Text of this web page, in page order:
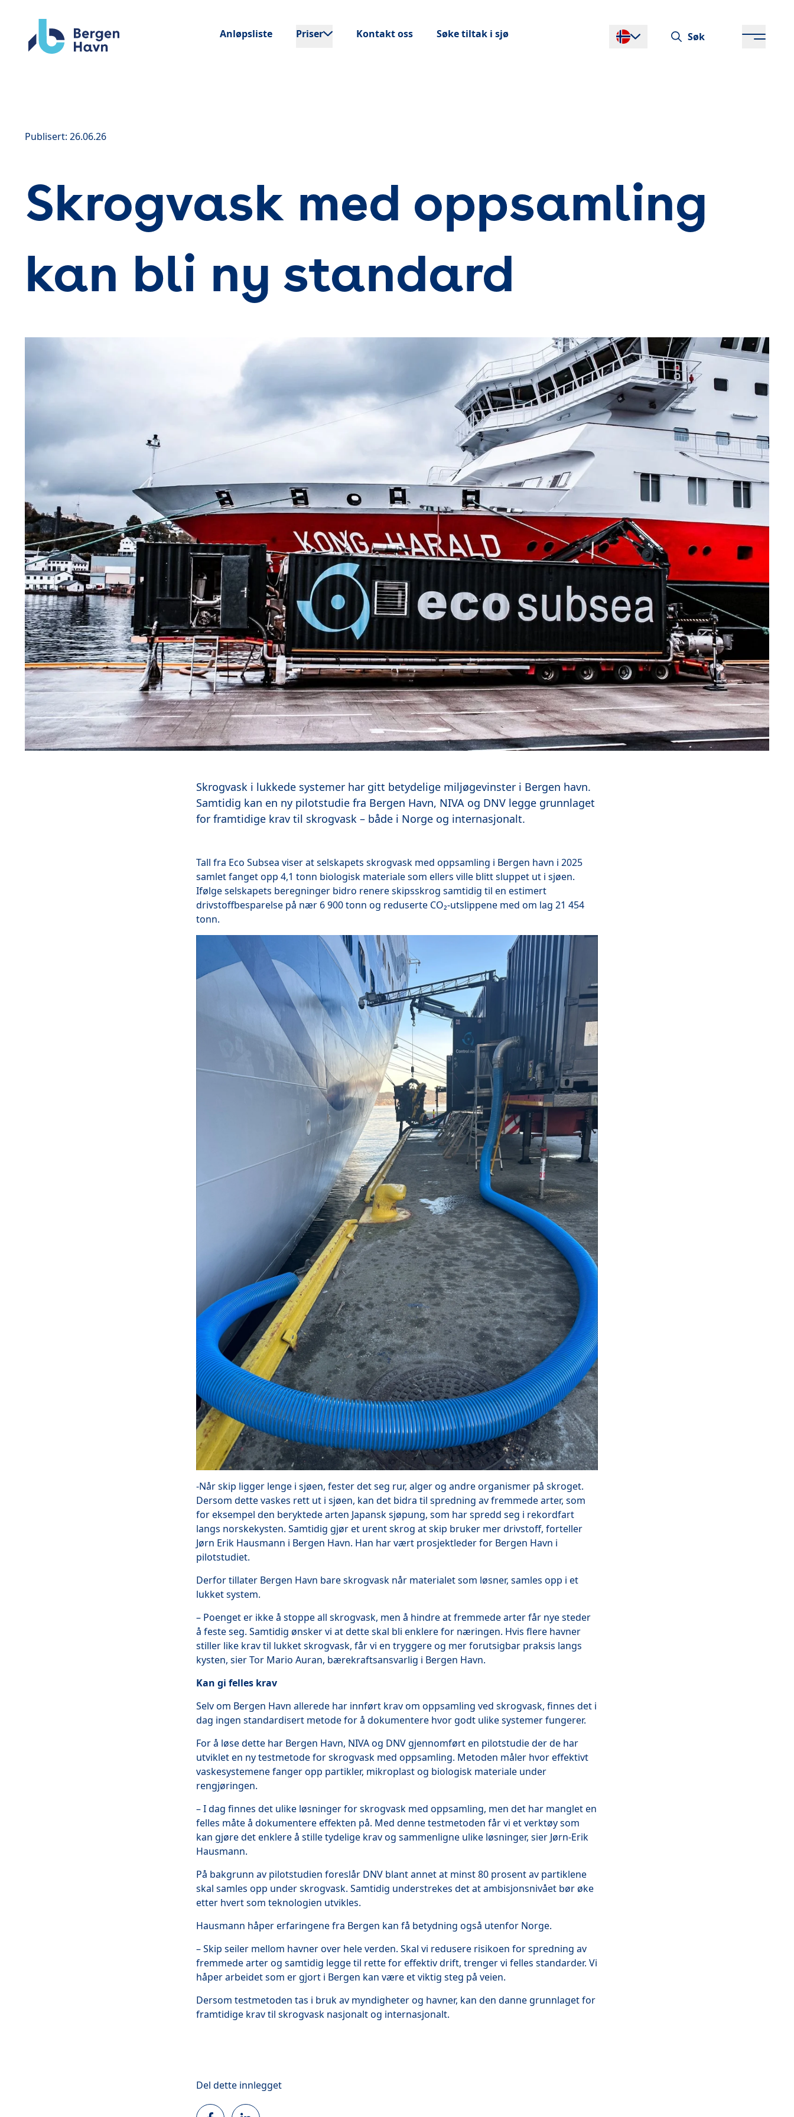
Anløpsliste Priser Kontakt oss Søke tiltak i sjø
Endre språk Søk
Publisert: 26.06.26
Skrogvask med oppsamling
kan bli ny standard
Skrogvask i lukkede systemer har gitt betydelige miljøgevinster i Bergen havn.
Samtidig kan en ny pilotstudie fra Bergen Havn, NIVA og DNV legge grunnlaget
for framtidige krav til skrogvask – både i Norge og internasjonalt.
Tall fra Eco Subsea viser at selskapets skrogvask med oppsamling i Bergen havn i 2025
samlet fanget opp 4,1 tonn biologisk materiale som ellers ville blitt sluppet ut i sjøen.
Ifølge selskapets beregninger bidro renere skipsskrog samtidig til en estimert
drivstoffbesparelse på nær 6 900 tonn og reduserte CO₂-utslippene med om lag 21 454
tonn.
-Når skip ligger lenge i sjøen, fester det seg rur, alger og andre organismer på skroget.
Dersom dette vaskes rett ut i sjøen, kan det bidra til spredning av fremmede arter, som
for eksempel den beryktede arten Japansk sjøpung, som har spredd seg i rekordfart
langs norskekysten. Samtidig gjør et urent skrog at skip bruker mer drivstoff, forteller
Jørn Erik Hausmann i Bergen Havn. Han har vært prosjektleder for Bergen Havn i
pilotstudiet.
Derfor tillater Bergen Havn bare skrogvask når materialet som løsner, samles opp i et
lukket system.
– Poenget er ikke å stoppe all skrogvask, men å hindre at fremmede arter får nye steder
å feste seg. Samtidig ønsker vi at dette skal bli enklere for næringen. Hvis flere havner
stiller like krav til lukket skrogvask, får vi en tryggere og mer forutsigbar praksis langs
kysten, sier Tor Mario Auran, bærekraftsansvarlig i Bergen Havn.
Kan gi felles krav
Selv om Bergen Havn allerede har innført krav om oppsamling ved skrogvask, finnes det i
dag ingen standardisert metode for å dokumentere hvor godt ulike systemer fungerer.
For å løse dette har Bergen Havn, NIVA og DNV gjennomført en pilotstudie der de har
utviklet en ny testmetode for skrogvask med oppsamling. Metoden måler hvor effektivt
vaskesystemene fanger opp partikler, mikroplast og biologisk materiale under
rengjøringen.
– I dag finnes det ulike løsninger for skrogvask med oppsamling, men det har manglet en
felles måte å dokumentere effekten på. Med denne testmetoden får vi et verktøy som
kan gjøre det enklere å stille tydelige krav og sammenligne ulike løsninger, sier Jørn-Erik
Hausmann.
På bakgrunn av pilotstudien foreslår DNV blant annet at minst 80 prosent av partiklene
skal samles opp under skrogvask. Samtidig understrekes det at ambisjonsnivået bør øke
etter hvert som teknologien utvikles.
Hausmann håper erfaringene fra Bergen kan få betydning også utenfor Norge.
– Skip seiler mellom havner over hele verden. Skal vi redusere risikoen for spredning av
fremmede arter og samtidig legge til rette for effektiv drift, trenger vi felles standarder. Vi
håper arbeidet som er gjort i Bergen kan være et viktig steg på veien.
Dersom testmetoden tas i bruk av myndigheter og havner, kan den danne grunnlaget for
framtidige krav til skrogvask nasjonalt og internasjonalt.
Del dette innlegget